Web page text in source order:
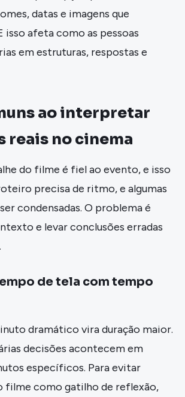
datas e imagens que
isso afeta como as pessoas
em estruturas, respostas e
ao interpretar
reais no cinema
do filme é fiel ao evento, e isso
precisa de ritmo, e algumas
condensadas. O problema é
e levar conclusões erradas
de tela com tempo
dramático vira duração maior.
decisões acontecem em
específicos. Para evitar
filme como gatilho de reflexão,